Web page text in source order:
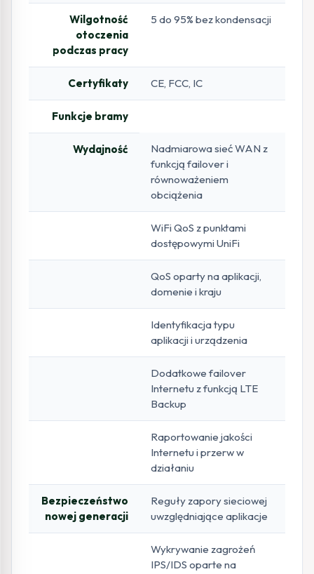
Wilgotność
otoczenia
podczas pracy
5 do 95% bez kondensacji
Certyfikaty CE, FCC, IC
Funkcje bramy
Wydajność
Nadmiarowa sieć WAN z
funkcją failover i
równoważeniem
obciążenia
WiFi QoS z punktami
dostępowymi UniFi
QoS oparty na aplikacji,
domenie i kraju
Identyfikacja typu
aplikacji i urządzenia
Dodatkowe failover
Internetu z funkcją LTE
Backup
Raportowanie jakości
Internetu i przerw w
działaniu
Bezpieczeństwo
nowej generacji
Reguły zapory sieciowej
uwzględniające aplikacje
Wykrywanie zagrożeń
IPS/IDS oparte na